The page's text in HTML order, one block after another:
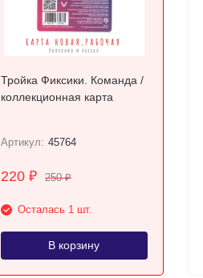
Тройка Фиксики. Команда /
коллекционная карта
Артикул: 45764
220 ₽ 250₽
Осталась 1 шт.
В корзину